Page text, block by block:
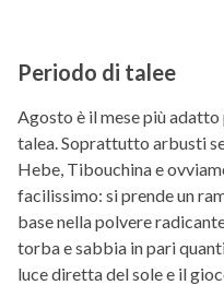
Periodo di talee
Agosto è il mese più
talea. Soprattutto arbusti
Hebe, Tibouchina e
facilissimo: si prende un
base nella polvere
torba e sabbia in pari
luce diretta del sole e il